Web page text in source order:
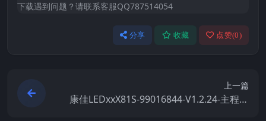
下载遇到问题？请联系客服QQ787514054
分享 收藏 点赞(0)
上一篇
康佳LEDxxX81S-99016844-V1.2.24-主程序